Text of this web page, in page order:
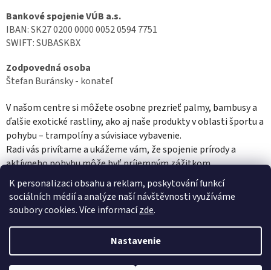
K personalizaci obsahu a reklam, poskytování funkcí
sociálních médií a analýze naší návštěvnosti využíváme
soubory cookies. Více informacízde.
Nastavenie
Bankové spojenie VÚB a.s.
IBAN: SK27 0200 0000 0052 0594 7751
SWIFT: SUBASKBX
Zodpovedná osoba
Štefan Buránsky - konateľ
V našom centre si môžete osobne prezrieť palmy, bambusy a
ďalšie exotické rastliny, ako aj naše produkty v oblasti športu a
pohybu – trampolíny a súvisiace vybavenie.
Radi vás privítame a ukážeme vám, že spojenie prírody a
aktívneho pohybu môže byť príjemným zážitkom.
Tešíme sa na vašu návštevu 🌿🤸